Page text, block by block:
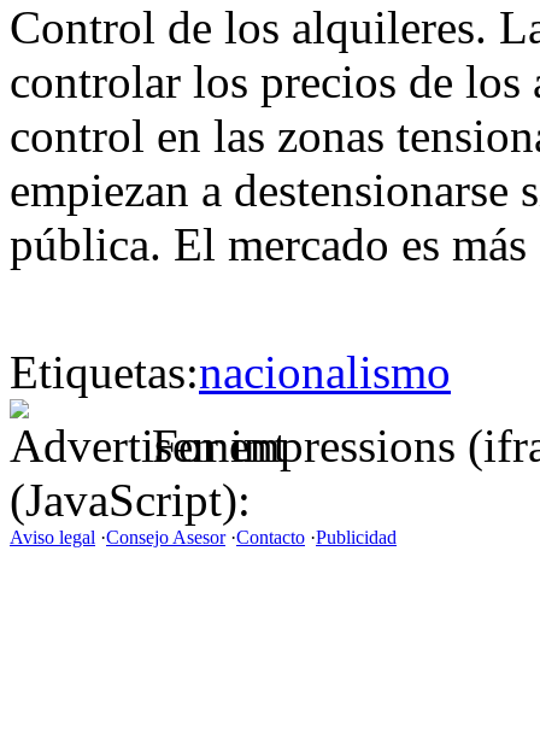
Control de los alquileres.
controlar los precios de los
control en las zonas
empiezan a
pública. El mercado es
Etiquetas:nacionalismo
For impressions
(JavaScript):
Aviso legal ·Consejo Asesor·Contacto ·Publicidad